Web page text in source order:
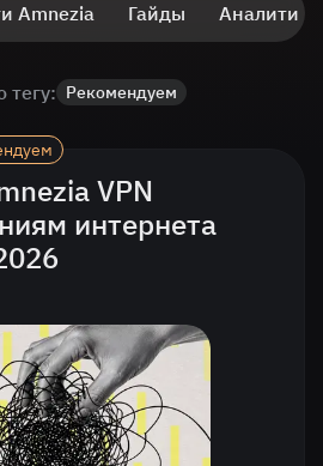
Amnezia Гайды Аналитика
тегу: Рекомендуем
VPN
интернета